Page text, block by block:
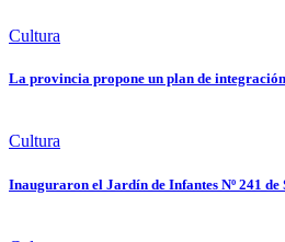
Cultura
La provincia propone un plan de
Cultura
Inauguraron el Jardín de Infantes Nº 241 de